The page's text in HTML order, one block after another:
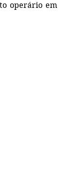
operário em